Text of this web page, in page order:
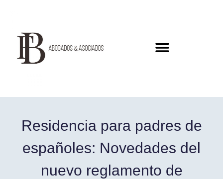
Residencia para padres de
españoles: Novedades del
nuevo reglamento de